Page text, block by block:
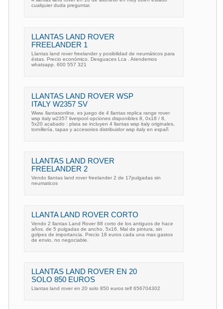
cualquier duda preguntar.
LLANTAS LAND ROVER
FREELANDER 1
Llantas land rover freelander y posibilidad de neumáticos para
éstas. Precio económico. Desguaces Lca . Atendemos
whatsapp. 600 557 321
LLANTAS LAND ROVER WSP
ITALY W2357 SV
Www. llantasonline. es juego de 4 llantas replica range rover
wsp italy w2357 liverpool opciones disponibles 8, 0x18 / 8,
5x20 acabado : plata se incluyen 4 llantas wsp italy originales,
tornillería, tapas y accesorios distribuidor wsp italy en españ
LLANTAS LAND ROVER
FREELANDER 2
Vendo llantas land rover freelander 2 de 17pulgadas sin
neumaticos
LLANTA LAND ROVER CORTO
Vendo 2 llantas Land Rover 88 corto de los antiguos de hace
años. de 5 pulgadas de ancho, 5x16. Mal de pintura, sin
golpes de importancia. Precio 18 euros cada una mas gastos
de envio, no negociable.
LLANTAS LAND ROVER EN 20
SOLO 850 EUROS
Llantas land rover en 20 solo 850 euros telf 656704302